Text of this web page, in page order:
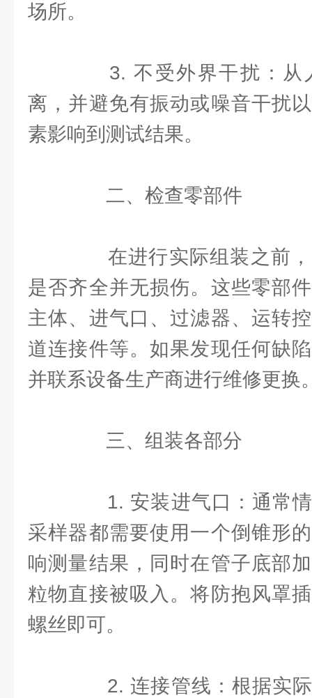
场所。
3. 不受外界干扰：从
离，并避免有振动或噪音干扰
素影响到测试结果。
二、检查零部件
在进行实际组装之前，
是否齐全并无损伤。这些零部
主体、进气口、过滤器、运转
道连接件等。如果发现任何缺
并联系设备生产商进行维修更换
三、组装各部分
1. 安装进气口：通常情
采样器都需要使用一个倒锥形
响测量结果，同时在管子底部
粒物直接被吸入。将防抱风罩
螺丝即可。
2. 连接管线：根据实际